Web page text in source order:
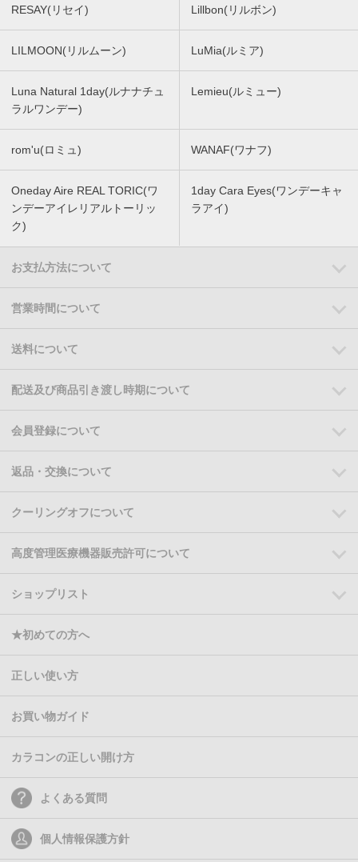
RESAY(リセイ) Lillbon(リルボン)
LILMOON(リルムーン) LuMia(ルミア)
Luna Natural 1day(ルナナチュ
ラルワンデー)
Lemieu(ルミュー)
rom'u(ロミュ) WANAF(ワナフ)
Oneday Aire REAL TORIC(ワ
ンデーアイレリアルトーリッ
ク)
1day Cara Eyes(ワンデーキャ
ラアイ)
お支払方法について
営業時間について
送料について
配送及び商品引き渡し時期について
会員登録について
返品・交換について
クーリングオフについて
高度管理医療機器販売許可について
ショップリスト
★初めての方へ
正しい使い方
お買い物ガイド
カラコンの正しい開け方
よくある質問
個人情報保護方針